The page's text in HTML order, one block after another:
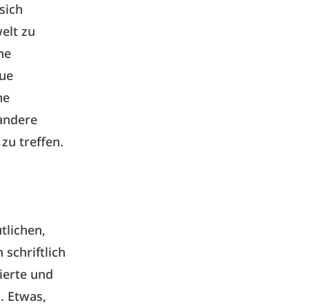
zu
treffen.
schriftlich
und
Etwas,